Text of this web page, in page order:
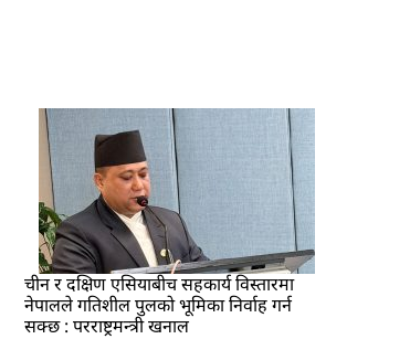
चीन र दक्षिण एसियाबीच सहकार्य विस्तारमा
नेपालले गतिशील पुलको भूमिका निर्वाह गर्न
सक्छ : परराष्ट्रमन्त्री खनाल